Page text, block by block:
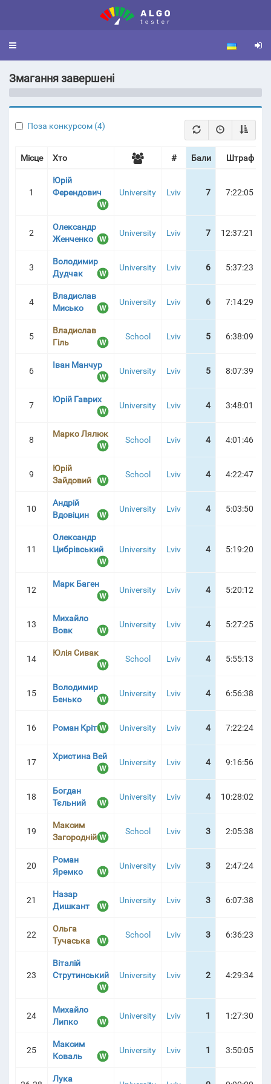
Toggle
ЛНУ 2025 | ТУРНІРНА ТАБЛИЦЯ
Змагання завершені
Поза конкурсом (4)
Місце Хто # Бали Штраф
1
Юрій
Ферендович
University Lviv 7 7:22:05
2
Олександр
Женченко
University Lviv 7 12:37:21
3
Володимир
Дудчак
University Lviv 6 5:37:23
4
Владислав
Мисько
University Lviv 6 7:14:29
5
Владислав
Гіль
School Lviv 5 6:38:09
6
Іван Манчур
University Lviv 5 8:07:39
7
Юрій Гаврих
University Lviv 4 3:48:01
8
Марко Лялюк
School Lviv 4 4:01:46
9
Юрій
Зайдовий
School Lviv 4 4:22:47
10
Андрій
Вдовіцин
University Lviv 4 5:03:50
11
Олександр
Цибрівський
University Lviv 4 5:19:20
12
Марк Баген
University Lviv 4 5:20:12
13
Михайло
Вовк
University Lviv 4 5:27:25
14
Юлія Сивак
School Lviv 4 5:55:13
15
Володимир
Бенько
University Lviv 4 6:56:38
16 Роман Кріт University Lviv 4 7:22:24
17
Христина Вей
University Lviv 4 9:16:56
18
Богдан
Тєльний
University Lviv 4 10:28:02
19
Максим
Загородній
School Lviv 3 2:05:38
20
Роман
Яремко
University Lviv 3 2:47:24
21
Назар
Дишкант
University Lviv 3 6:07:38
22
Ольга
Тучаська
School Lviv 3 6:36:23
23
Віталій
Струтинський
University Lviv 2 4:29:34
24
Михайло
Липко
University Lviv 1 1:27:30
25
Максим
Коваль
University Lviv 1 3:50:05
Лука